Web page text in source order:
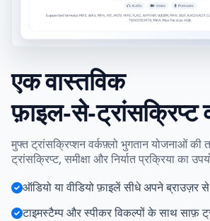
एक वास्तविक
फ़ाइल‑से‑ट्रांसक्रिप्ट
मुफ्त ट्रांसक्रिप्शन वर्कफ़्लो भुगतान योजनाओं की
ट्रांसक्रिप्ट, समीक्षा और निर्यात प्रक्रिया का
ऑडियो या वीडियो फ़ाइलें सीधे अपने ब्राउज़र
टाइमस्टैम्प और स्पीकर विकल्पों के साथ साफ़